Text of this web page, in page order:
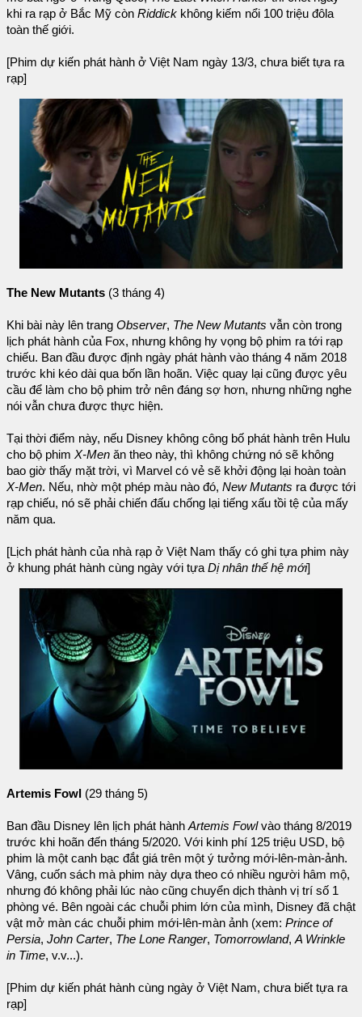
khi ra rạp ở Bắc Mỹ còn Riddick không kiếm nổi 100 triệu đôla
toàn thế giới.
[Phim dự kiến phát hành ở Việt Nam ngày 13/3, chưa biết tựa ra
rạp]
The New Mutants (3 tháng 4)
Khi bài này lên trang Observer, The New Mutants vẫn còn trong
lịch phát hành của Fox, nhưng không hy vọng bộ phim ra tới rạp
chiếu. Ban đầu được định ngày phát hành vào tháng 4 năm 2018
trước khi kéo dài qua bốn lần hoãn. Việc quay lại cũng được yêu
cầu để làm cho bộ phim trở nên đáng sợ hơn, nhưng những nghe
nói vẫn chưa được thực hiện.
Tại thời điểm này, nếu Disney không công bố phát hành trên Hulu
cho bộ phim X-Men ăn theo này, thì không chứng nó sẽ không
bao giờ thấy mặt trời, vì Marvel có vẻ sẽ khởi động lại hoàn toàn
X-Men. Nếu, nhờ một phép màu nào đó, New Mutants ra được tới
rạp chiếu, nó sẽ phải chiến đấu chống lại tiếng xấu tồi tệ của mấy
năm qua.
[Lịch phát hành của nhà rạp ở Việt Nam thấy có ghi tựa phim này
ở khung phát hành cùng ngày với tựa Dị nhân thế hệ mới]
Artemis Fowl (29 tháng 5)
Ban đầu Disney lên lịch phát hành Artemis Fowlvào tháng 8/2019
trước khi hoãn đến tháng 5/2020. Với kinh phí 125 triệu USD, bộ
phim là một canh bạc đắt giá trên một ý tưởng mới-lên-màn-ảnh.
Vâng, cuốn sách mà phim này dựa theo có nhiều người hâm mộ,
nhưng đó không phải lúc nào cũng chuyển dịch thành vị trí số 1
phòng vé. Bên ngoài các chuỗi phim lớn của mình, Disney đã chật
vật mở màn các chuỗi phim mới-lên-màn ảnh (xem: Prince of
Persia, John Carter, The Lone Ranger, Tomorrowland, A Wrinkle
in Time, v.v...).
[Phim dự kiến phát hành cùng ngày ở Việt Nam, chưa biết tựa ra
rạp]